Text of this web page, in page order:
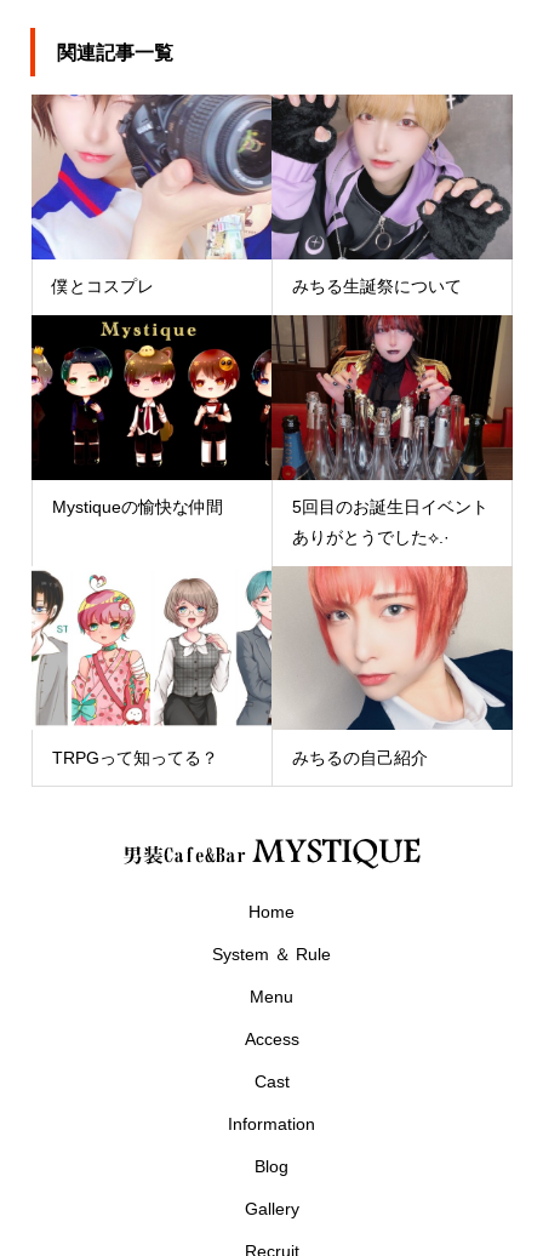
関連記事一覧
僕とコスプレ みちる生誕祭について
Mystiqueの愉快な仲間
5回目のお誕生日イベント
ありがとうでした⟡.·
TRPGって知ってる？ みちるの自己紹介
Home
System ＆ Rule
Menu
Access
Cast
Information
Blog
Gallery
Recruit